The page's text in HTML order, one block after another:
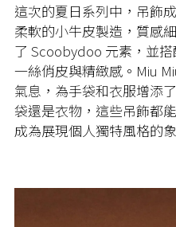
這次的夏日系列中，吊飾
柔軟的小牛皮製造，質感
了 Scoobydoo 元素，並
一絲俏皮與精緻感。Miu
氣息，為手袋和衣服增添
袋還是衣物，這些吊飾都
成為展現個人獨特風格的